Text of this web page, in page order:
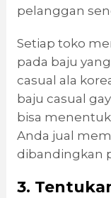
pelanggan
Setiap toko
pada baju
casual ala
baju casual
bisa
Anda jual
dibandingkan
3.